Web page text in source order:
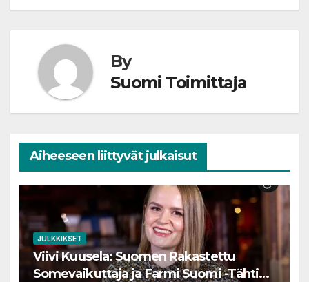
By
Suomi Toimittaja
Aiheeseen liittyvät julkaisut
JULKKIKSET
Viivi Kuusela: Suomen Rakastettu
Somevaikuttaja ja Farmi Suomi -Tähtien